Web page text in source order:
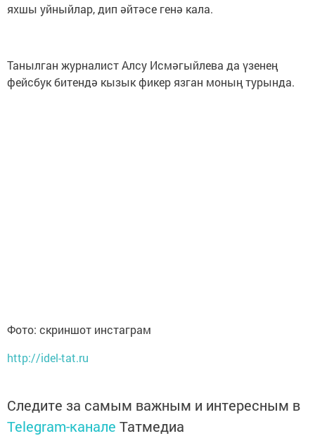
яхшы уйныйлар, дип әйтәсе генә кала.
Танылган журналист Алсу Исмәгыйлева да үзенең
фейсбук битендә кызык фикер язган моның турында.
Фото: скриншот инстаграм
http://idel-tat.ru
Следите за самым важным и интересным в
Telegram-канале Татмедиа